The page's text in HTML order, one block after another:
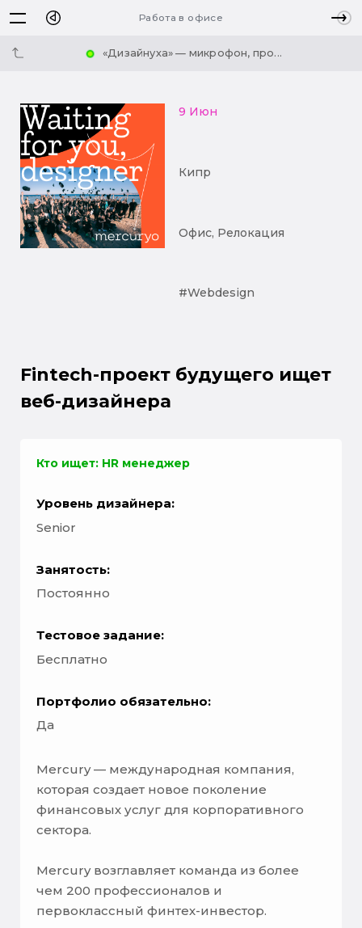
Работа в офисе
«Дизайнуха» — микрофон, про...
9 Июн
Кипр
Офис, Релокация
#Webdesign
Fintech-проект будущего ищет
веб-дизайнера
Кто ищет: HR менеджер
Уровень дизайнера:
Senior
Занятость:
Постоянно
Тестовое задание:
Бесплатно
Портфолио обязательно:
Да
Mercury — международная компания,
которая создает новое поколение
финансовых услуг для корпоративного
сектора.
Mercury возглавляет команда из более
чем 200 профессионалов и
первоклассный финтех-инвестор.